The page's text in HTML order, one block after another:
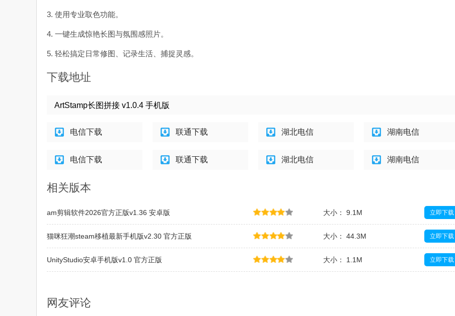
3. 使用专业取色功能。
4. 一键生成惊艳长图与氛围感照片。
5. 轻松搞定日常修图、记录生活、捕捉灵感。
下载地址
ArtStamp长图拼接 v1.0.4 手机版
电信下载 联通下载 湖北电信 湖南电信
电信下载 联通下载 湖北电信 湖南电信
相关版本
am剪辑软件2026官方正版v1.36 安卓版 大小： 9.1M 立即下载
猫咪狂潮steam移植最新手机版v2.30 官方正版 大小： 44.3M 立即下载
UnityStudio安卓手机版v1.0 官方正版 大小： 1.1M 立即下载
网友评论